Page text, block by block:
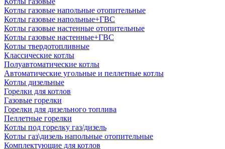
Котлы газовые напольные отопительные
Котлы газовые напольные+ГВС
Котлы газовые настенные отопительные
Котлы газовые настенные+ГВС
Котлы твердотопливные
Классические котлы
Полуавтоматические котлы
Автоматические угольные и пеллетные котлы
Котлы дизельные
Горелки для котлов
Газовые горелки
Горелки для дизельного топлива
Пеллетные горелки
Котлы под горелку газ/дизель
Котлы газ\дизель напольные отопительные
Комплектующие для котлов